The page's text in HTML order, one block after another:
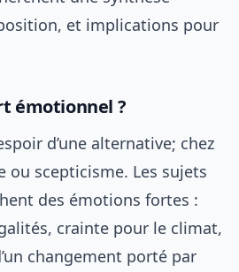
et implications pour
émotionnel ?
d’une alternative; chez
ou scepticisme. Les sujets
des émotions fortes :
crainte pour le climat,
changement porté par